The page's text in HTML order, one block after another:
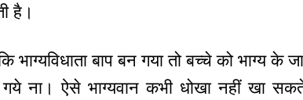
है।
बाप बन गया तो बच्चे को भाग्य के
ना। ऐसे भाग्यवान कभी धोखा नहीं खा